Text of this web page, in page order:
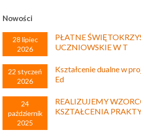
Nowości
28 lipiec
2026
PŁATNE
UCZNIOWSKIE W T
22 styczeń
2026
Kształcenie dualne w
Ed
24
październik
2025
REALIZUJEMY
KSZTAŁCENIA